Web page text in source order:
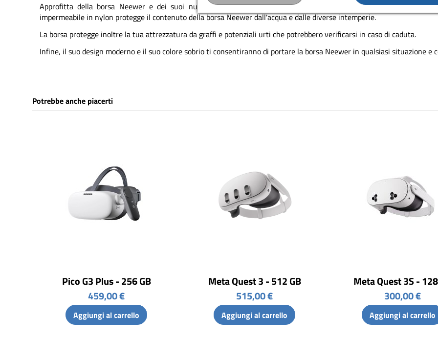
Approfitta della borsa Neewer e dei suoi numerosi scomparti disponibili per riporre e organizzare la tua
impermeabile in nylon protegge il contenuto della borsa Neewer dall'acqua e dalle diverse intemperie.
La borsa protegge inoltre la tua attrezzatura da graffi e potenziali urti che potrebbero verificarsi in caso di caduta.
Infine, il suo design moderno e il suo colore sobrio ti consentiranno di portare la borsa Neewer in qualsiasi situazione e
Potrebbe anche piacerti
Pico G3 Plus - 256 GB
459,00 €
Aggiungi al carrello
Meta Quest 3 - 512 GB
515,00 €
Aggiungi al carrello
Meta Quest 3S -
300,00 €
Aggiungi al carrello